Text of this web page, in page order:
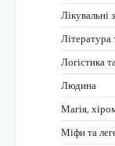
Лікувальні
Логістика
Людина
Магія,
Міфи та